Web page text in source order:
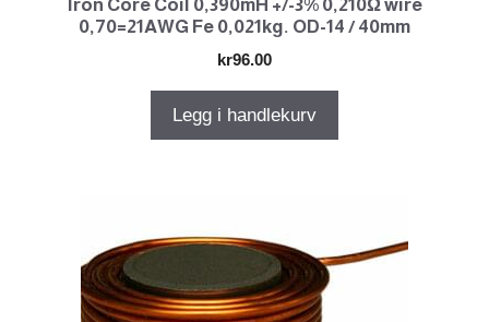
Iron Core Coil 0,390mH +/-3% 0,210Ω wire
0,70=21AWG Fe 0,021kg. OD-14 / 40mm
kr96.00
Legg i handlekurv